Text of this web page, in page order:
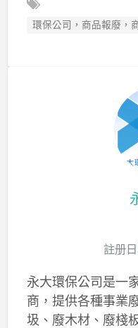
環保公司，商品報廢，
註册
永大環保公司是一
商，提供各種事業
圾、廢木材、廢棧